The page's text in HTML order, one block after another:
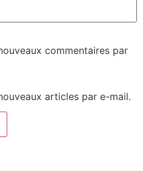
commentaires par
articles par e-mail.